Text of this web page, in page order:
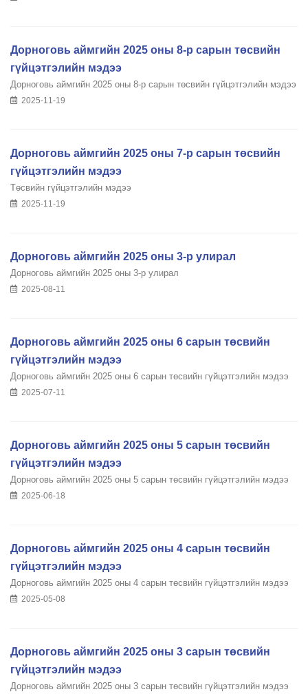
Дорноговь аймгийн 2025 оны 8-р сарын төсвийн
гүйцэтгэлийн мэдээ
Дорноговь аймгийн 2025 оны 8-р сарын төсвийн гүйцэтгэлийн мэдээ
2025-11-19
Дорноговь аймгийн 2025 оны 7-р сарын төсвийн
гүйцэтгэлийн мэдээ
Төсвийн гүйцэтгэлийн мэдээ
2025-11-19
Дорноговь аймгийн 2025 оны 3-р улирал
Дорноговь аймгийн 2025 оны 3-р улирал
2025-08-11
Дорноговь аймгийн 2025 оны 6 сарын төсвийн
гүйцэтгэлийн мэдээ
Дорноговь аймгийн 2025 оны 6 сарын төсвийн гүйцэтгэлийн мэдээ
2025-07-11
Дорноговь аймгийн 2025 оны 5 сарын төсвийн
гүйцэтгэлийн мэдээ
Дорноговь аймгийн 2025 оны 5 сарын төсвийн гүйцэтгэлийн мэдээ
2025-06-18
Дорноговь аймгийн 2025 оны 4 сарын төсвийн
гүйцэтгэлийн мэдээ
Дорноговь аймгийн 2025 оны 4 сарын төсвийн гүйцэтгэлийн мэдээ
2025-05-08
Дорноговь аймгийн 2025 оны 3 сарын төсвийн
гүйцэтгэлийн мэдээ
Дорноговь аймгийн 2025 оны 3 сарын төсвийн гүйцэтгэлийн мэдээ